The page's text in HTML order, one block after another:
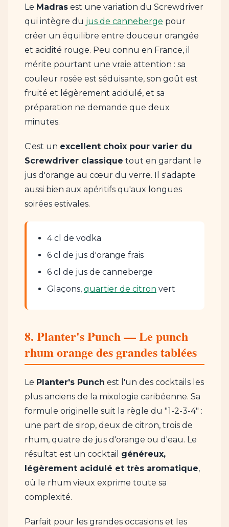
Le Madras est une variation du Screwdriver
qui intègre du jus de canneberge pour
créer un équilibre entre douceur orangée
et acidité rouge. Peu connu en France, il
mérite pourtant une vraie attention : sa
couleur rosée est séduisante, son goût est
fruité et légèrement acidulé, et sa
préparation ne demande que deux
minutes.
C'est un excellent choix pour varier du
Screwdriver classique tout en gardant le
jus d'orange au cœur du verre. Il s'adapte
aussi bien aux apéritifs qu'aux longues
soirées estivales.
4 cl de vodka
6 cl de jus d'orange frais
6 cl de jus de canneberge
Glaçons, quartier de citron vert
8. Planter's Punch — Le punch
rhum orange des grandes tablées
Le Planter's Punch est l'un des cocktails les
plus anciens de la mixologie caribéenne. Sa
formule originelle suit la règle du "1-2-3-4" :
une part de sirop, deux de citron, trois de
rhum, quatre de jus d'orange ou d'eau. Le
résultat est un cocktail généreux,
légèrement acidulé et très aromatique,
où le rhum vieux exprime toute sa
complexité.
Parfait pour les grandes occasions et les